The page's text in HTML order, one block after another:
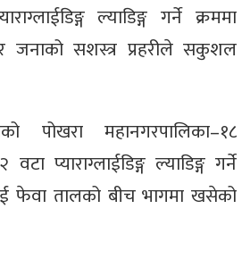
ल्याडिङ्ग गर्ने क्रममा
जनाको सशस्त्र प्रहरीले सकुशल
पोखरा महानगरपालिका–१८
प्याराग्लाईडिङ्ग ल्याडिङ्ग गर्ने
फेवा तालको बीच भागमा खसेको